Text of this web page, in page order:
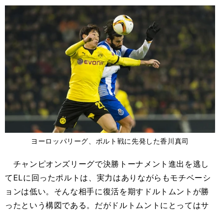
ヨーロッパリーグ、ポルト戦に先発した香川真司
チャンピオンズリーグで決勝トーナメント進出を逃し
てELに回ったポルトは、実力はありながらもモチベーシ
ョンは低い。そんな相手に復活を期すドルトムントが勝
ったという構図である。だがドルトムントにとってはサ